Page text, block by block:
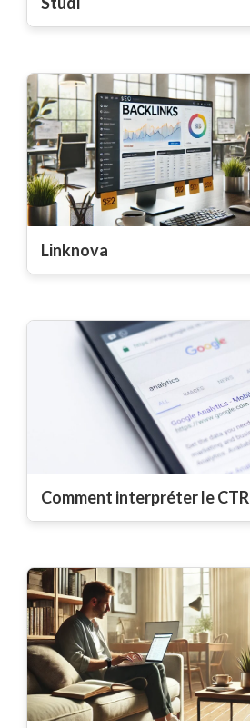
Linknova
Comment interpréter le CTR